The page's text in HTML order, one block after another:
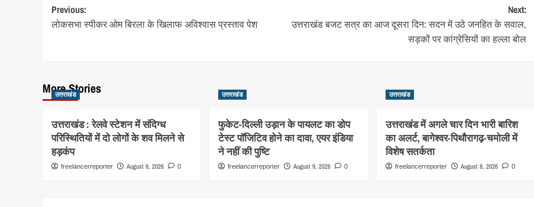
Post
navigation
Previous:
लोकसभा स्पीकर ओम बिरला के खिलाफ अविश्वास प्रस्ताव पेश
Next:
उत्तराखंड बजट सत्र का आज दूसरा दिन: सदन में उठे जनहित के सवाल,
सड़कों पर कांग्रेसियों का हल्ला बोल
More Stories
उत्तराखंड
उत्तराखंड : रेलवे स्टेशन में संदिग्ध
परिस्थितियों में दो लोगों के शव मिलने से
हड़कंप
freelancerreporter August 9, 2026 0
उत्तराखंड
फुकेट-दिल्ली उड़ान के पायलट का डोप
टेस्ट पॉजिटिव होने का दावा, एयर इंडिया
ने नहीं की पुष्टि
freelancerreporter August 9, 2026 0
उत्तराखंड
उत्तराखंड में अगले चार दिन भारी बारिश
का अलर्ट, बागेश्वर-पिथौरागढ़-चमोली में
विशेष सतर्कता
freelancerreporter August 8, 2026 0